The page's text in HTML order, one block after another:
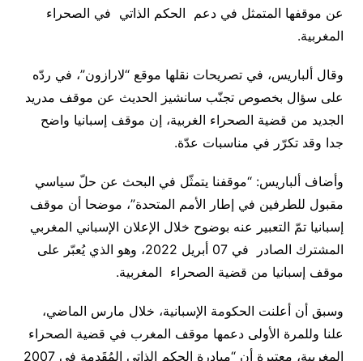
عن موقفها المتمثل في دعم الحكم الذاتي في الصحراء
المغربية.
وقال ألباريس، في تصريحات نقلها موقع “لارازون”، في ردّه
على سؤال بخصوص تجنّب سانشيز الحديث عن موقف مدريد
الجديد من قضية الصحراء الغربية، إن موقف إسبانيا واضح
جدا وقد تكرّر في مناسبات عدّة.
وأضاف ألباريس: “موقفنا يتمثّل في البحث عن حلّ سياسي
مقبول للطرفين في إطار الأمم المتحدة”، موضحا أن موقف
إسبانيا تمّ التعبير عنه بوضوح خلال الإعلان الإسباني المغربي
المشترك الصادر في 07 أبريل 2022، وهو الذي يُعبّر على
موقف إسبانيا من قضية الصحراء المغربية.
وسبق أن أعلنت الحكومة الإسبانية، خلال مارس الماضي،
علنا وللمرة الأولى دعمها موقف المغرب في قضية الصحراء
المغربية، معتبرة أن “مبادرة الحكم الذاتي المُقَدمة في 2007